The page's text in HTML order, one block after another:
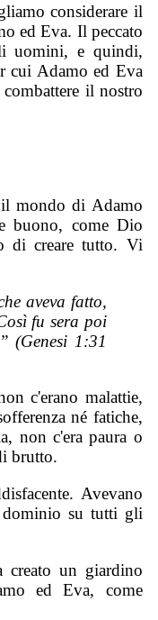
considerare il
ed Eva. Il peccato
uomini, e quindi,
cui Adamo ed Eva
il nostro
il mondo di Adamo
buono, come Dio
di creare tutto. Vi
aveva fatto,
fu sera poi
(Genesi 1:31
c'erano malattie,
né fatiche,
non c'era paura o
brutto.
Avevano
su tutti gli
creato un giardino
ed Eva, come